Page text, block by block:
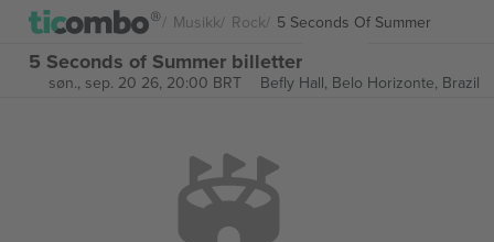
Musikk Rock 5 Seconds Of Summer
5 Seconds of Summer billetter
søn., sep. 20 26, 20:00 BRT Befly Hall, Belo Horizonte, Brazil